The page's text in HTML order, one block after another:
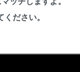
ださい。